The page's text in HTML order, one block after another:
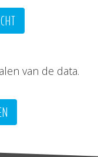
van de data.